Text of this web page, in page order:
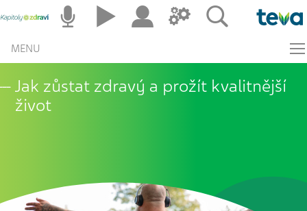
MENU
Jak zůstat zdravý a prožít kvalitnější
život